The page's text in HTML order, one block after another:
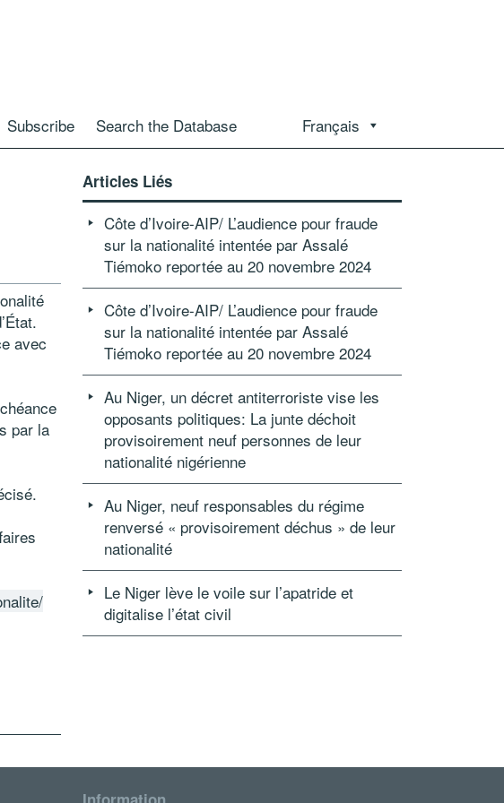
Subscribe Search the Database Français
avec
par la
Articles Liés
Côte d’Ivoire-AIP/ L’audience pour fraude
sur la nationalité intentée par Assalé
Tiémoko reportée au 20 novembre 2024
Côte d’Ivoire-AIP/ L’audience pour fraude
sur la nationalité intentée par Assalé
Tiémoko reportée au 20 novembre 2024
Au Niger, un décret antiterroriste vise les
opposants politiques: La junte déchoit
provisoirement neuf personnes de leur
nationalité nigérienne
Au Niger, neuf responsables du régime
renversé « provisoirement déchus » de leur
nationalité
Le Niger lève le voile sur l’apatride et
digitalise l’état civil